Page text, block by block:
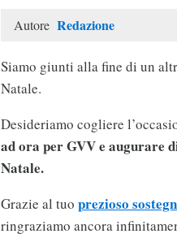
Autore Redazione
Siamo giunti alla fine di un
Natale.
Desideriamo cogliere
ad ora per GVV e augurare
Natale.
Grazie al tuo prezioso
ringraziamo ancora